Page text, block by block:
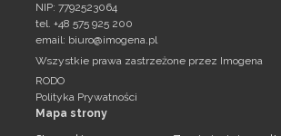
NIP: 7792523064
tel. +48 575 925 200
email: biuro@imogena.pl
Wszystkie prawa zastrzeżone przez Imogena
RODO
Polityka Prywatności
Mapa strony